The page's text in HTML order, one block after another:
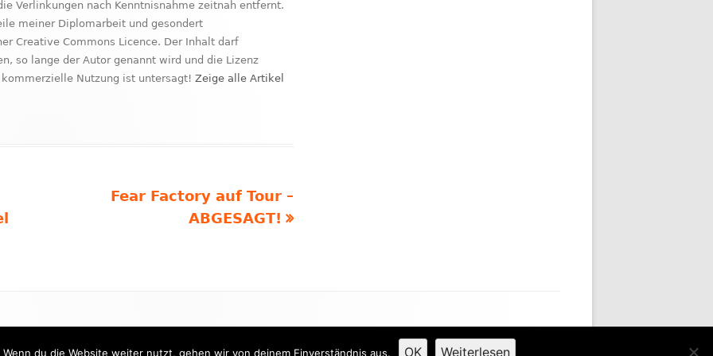
Verlinkungen nach Kenntnisnahme zeitnah entfernt.
meiner Diplomarbeit und gesondert
Creative Commons Licence. Der Inhalt darf
so lange der Autor genannt wird und die Lizenz
Nutzung ist untersagt! Zeige alle Artikel
Nächster
Fear Factory auf Tour –
ABGESAGT!
du die Website weiter nutzt, gehen wir von deinem Einverständnis aus. OK Weiterlesen